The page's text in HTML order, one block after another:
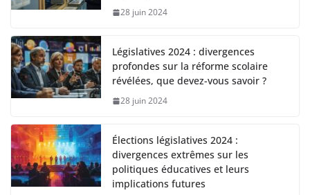
28 juin 2024
Législatives 2024 : divergences
profondes sur la réforme scolaire
révélées, que devez-vous savoir ?
28 juin 2024
Élections législatives 2024 :
divergences extrêmes sur les
politiques éducatives et leurs
implications futures